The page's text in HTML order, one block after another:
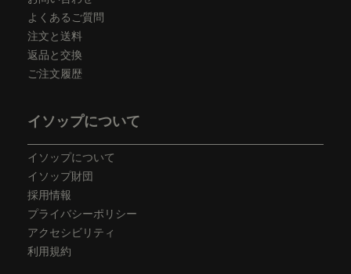
よくあるご質問
注文と送料
返品と交換
ご注文履歴
イソップについて
イソップについて
イソップ財団
採用情報
プライバシーポリシー
アクセシビリティ
利用規約